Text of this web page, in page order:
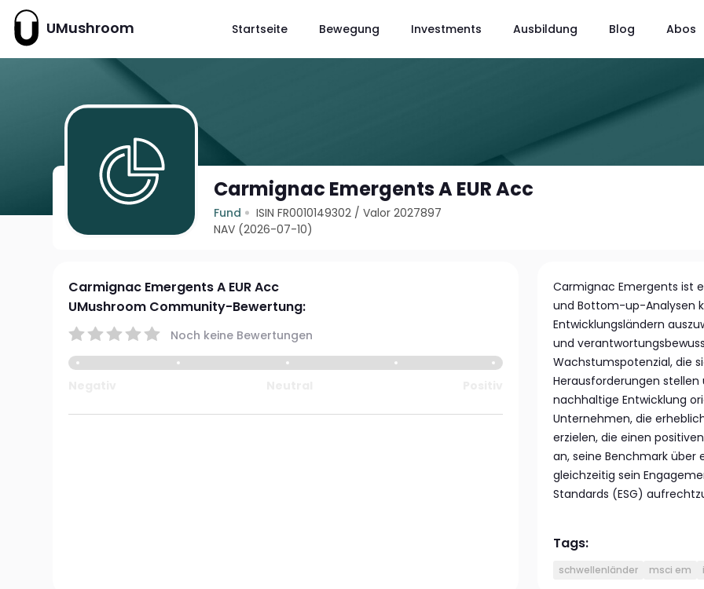
UMushroom Startseite Bewegung Investments Ausbildung Blog Abos
Carmignac Emergents A EUR Acc
Fund ISIN FR0010149302 /Valor 2027897
NAV (2026-07-10)
Carmignac Emergents A EUR Acc
UMushroom Community-Bewertung:
Noch keine Bewertungen
Carmignac Emergents ist
und Bottom-up-Analysen
Entwicklungsländern
und
Wachstumspotenzial, die
Herausforderungen
nachhaltige Entwicklung
Unternehmen, die
erzielen, die einen
an, seine Benchmark
gleichzeitig sein
Standards (ESG)
Tags:
schwellenländer msci em